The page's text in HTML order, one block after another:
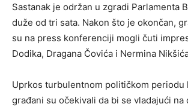
Sastanak je održan u zgradi Parlamenta
duže od tri sata. Nakon što je okončan,
su na press konferenciji mogli čuti
Dodika, Dragana Čovića i Nermina
Uprkos turbulentnom političkom periodu
građani su očekivali da bi se vladajući na